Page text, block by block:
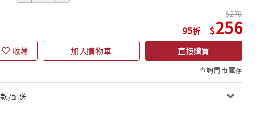
95
270
256
收藏 加入購物車 直接購買
查詢門市庫存
/配送